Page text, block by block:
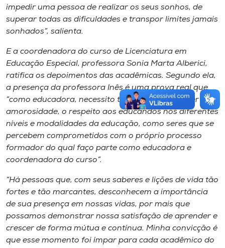
impedir uma pessoa de realizar os seus sonhos, de
superar todas as dificuldades e transpor limites jamais
sonhados”, salienta.
E a coordenadora do curso de Licenciatura em
Educação Especial, professora Sonia Marta Alberici,
ratifica os depoimentos das acadêmicas. Segundo ela,
a presença da professora Inês é uma prova real que
“como educadora, necessito também desenvolver a
amorosidade, o respeito aos educandos nos diferentes
níveis e modalidades da educação, como seres que se
percebem comprometidos com o próprio processo
formador do qual faço parte como educadora e
coordenadora do curso”.
“Há pessoas que, com seus saberes e lições de vida tão
fortes e tão marcantes, desconhecem a importância
de sua presença em nossas vidas, por mais que
possamos demonstrar nossa satisfação de aprender e
crescer de forma mútua e contínua. Minha convicção é
que esse momento foi ímpar para cada acadêmico do